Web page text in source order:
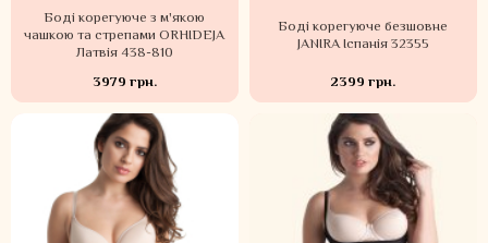
Боді корегуюче з м'якою
чашкою та стрепами ORHIDEJA
Латвія 438-810
3979 грн.
Боді корегуюче безшовне
JANIRA Іспанія 32355
2399 грн.